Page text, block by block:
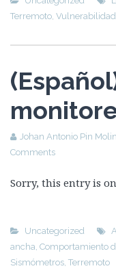
Terremoto, Vulnerabilidad
Johan Antonio Pin
Comments
Sorry, this entry is
Uncategorized
ancha, Comportamiento
Sismómetros, Terremoto